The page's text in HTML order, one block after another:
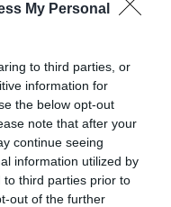
My Personal
to third parties, or
information for
the below opt-out
note that after your
continue seeing
information utilized by
to third parties prior to
out of the further
de Laboratorios
Redacción
lanza su nueva Agua
que además de
la sensible piel del bebé
y la calma, en un solo